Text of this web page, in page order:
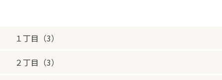
１丁目（3）
２丁目（3）